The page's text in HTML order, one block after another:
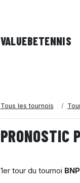
VALUEBETENNIS
Tous les tournois
PRONOSTIC
1er tour du tournoi